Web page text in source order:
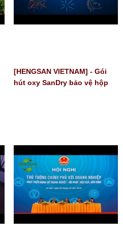
[HENGSAN VIETNAM] - Gói
hút oxy SanDry bảo vệ hộp